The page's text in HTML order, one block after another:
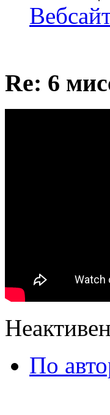
Re: 6
Неактивен
По